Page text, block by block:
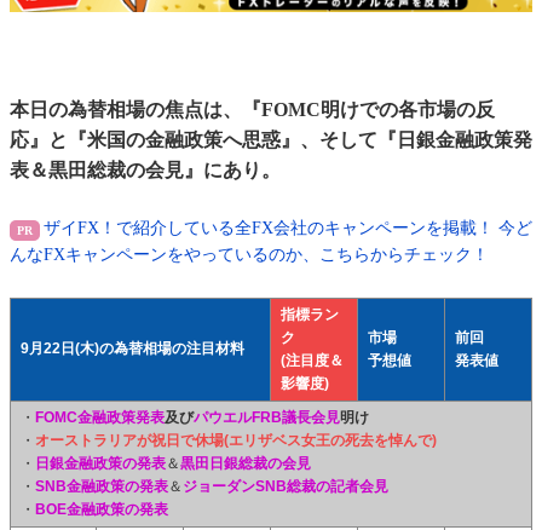
本日の為替相場の焦点は、『FOMC明けでの各市場の反
応』と『米国の金融政策へ思惑』、そして『日銀金融政策発
表＆黒田総裁の会見』にあり。
ザイFX！で紹介している全FX会社のキャンペーンを掲載！ 今ど
んなFXキャンペーンをやっているのか、こちらからチェック！
9月22日(木)の為替相場の注目材料
指標ラン
ク
(注目度＆
影響度)
市場
予想値
前回
発表値
・ FOMC金融政策発表及びパウエルFRB議長会見明け
・ オーストラリアが祝日で休場(エリザベス女王の死去を悼んで)
・ 日銀金融政策の発表＆黒田日銀総裁の会見
・ SNB金融政策の発表＆ ジョーダンSNB総裁の記者会見
・ BOE金融政策の発表